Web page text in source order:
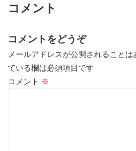
コメント
コメントをどうぞ
メールアドレスが公開されることは
ている欄は必須項目です
コメント ※